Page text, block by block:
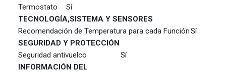
Termostato
Sí
TECNOLOGÍA,SISTEMA Y SENSORES
Recomendación de Temperatura para cada FunciónSí
SEGURIDAD Y PROTECCIÓN
Seguridad antivuelco
Sí
INFORMACIÓN DEL